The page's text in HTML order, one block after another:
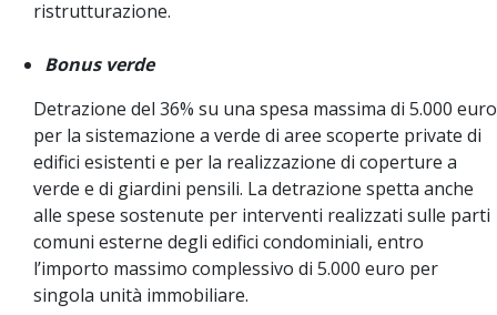
ristrutturazione.
Bonus verde
Detrazione del 36% su una spesa massima di 5.000 euro
per la sistemazione a verde di aree scoperte private di
edifici esistenti e per la realizzazione di coperture a
verde e di giardini pensili. La detrazione spetta anche
alle spese sostenute per interventi realizzati sulle parti
comuni esterne degli edifici condominiali, entro
l’importo massimo complessivo di 5.000 euro per
singola unità immobiliare.